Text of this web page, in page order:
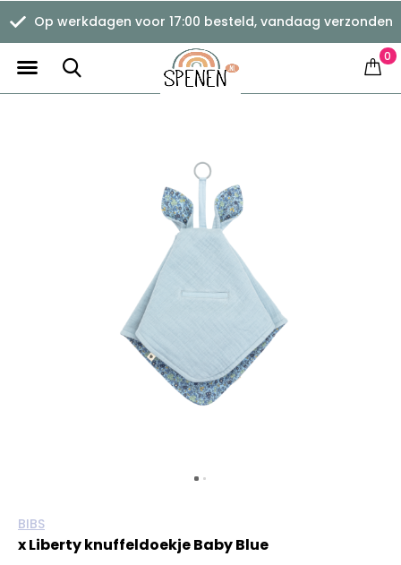
0
Op werkdagen voor 17:00 besteld, vandaag verzonden
BIBS
x Liberty knuffeldoekje Baby Blue